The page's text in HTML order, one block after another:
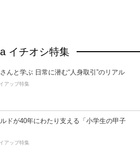
イチオシ特集
んと学ぶ 日常に潜む“人身取引”のリアル
アップ特集
ドが40年にわたり支える「小学生の甲子
アップ特集